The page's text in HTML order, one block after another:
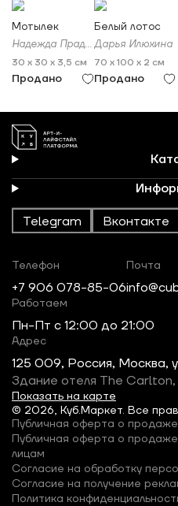
Мотылек
Надежда Прадес
30 x 30 x 3,5 см
Продано
Белый лотос
Дарья Илюхина
70 x 100 x 2 см
Продано
Telegram Вконтакте
© 2026, Куб.Маркет. Все
Телефон
+7 906 078-85-06
Почта
Работаем
Пн-Пт c 12:00 до 21:00
Адрес
125 009, Россия, Москва,
Здание отеля The
Показать на карте
Публичная оферта о
Публичная оферта о
лицам
Согласие на обработку
Согласие на получение
Политика